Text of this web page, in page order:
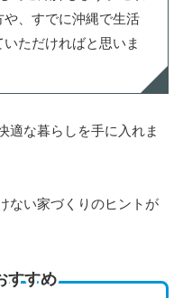
、すでに沖縄で生活
ただければと思いま
適な暮らしを手に入れま
ない家づくりのヒントが
すすめ